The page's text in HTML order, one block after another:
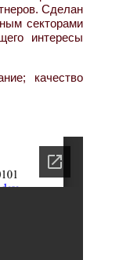
Сделан
секторами
интересы
качество